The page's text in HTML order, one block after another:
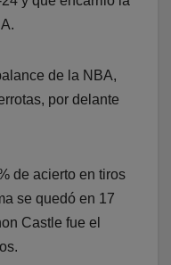
de la NBA,
por delante
de acierto en tiros
se quedó en 17
Castle fue el